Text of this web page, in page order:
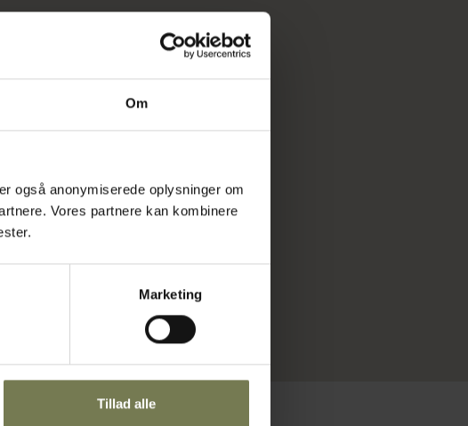
Om
også anonymiserede oplysninger om
Vores partnere kan kombinere
Marketing
Tillad alle